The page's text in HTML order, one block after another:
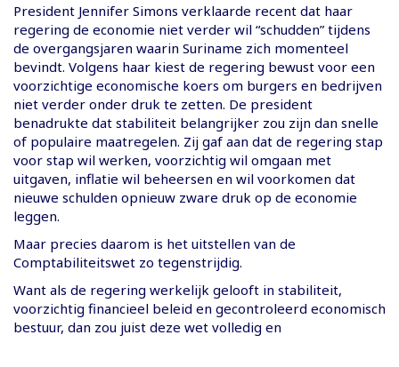
President Jennifer Simons verklaarde recent dat haar
regering de economie niet verder wil “schudden” tijdens
de overgangsjaren waarin Suriname zich momenteel
bevindt. Volgens haar kiest de regering bewust voor een
voorzichtige economische koers om burgers en bedrijven
niet verder onder druk te zetten. De president
benadrukte dat stabiliteit belangrijker zou zijn dan snelle
of populaire maatregelen. Zij gaf aan dat de regering stap
voor stap wil werken, voorzichtig wil omgaan met
uitgaven, inflatie wil beheersen en wil voorkomen dat
nieuwe schulden opnieuw zware druk op de economie
leggen.
Maar precies daarom is het uitstellen van de
Comptabiliteitswet zo tegenstrijdig.
Want als de regering werkelijk gelooft in stabiliteit,
voorzichtig financieel beleid en gecontroleerd economisch
bestuur, dan zou juist deze wet volledig en